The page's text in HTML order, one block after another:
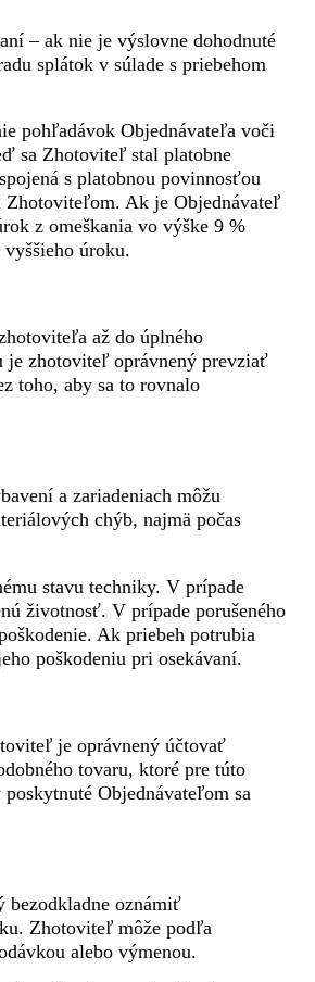
– ak nie je výslovne dohodnuté
splátok v súlade s priebehom
pohľadávok Objednávateľa voči
sa Zhotoviteľ stal platobne
s platobnou povinnosťou
Zhotoviteľom. Ak je Objednávateľ
z omeškania vo výške 9 %
úroku.
až do úplného
je zhotoviteľ oprávnený prevziať
toho, aby sa to rovnalo
a zariadeniach môžu
chýb, najmä počas
stavu techniky. V prípade
životnosť. V prípade porušeného
Ak priebeh potrubia
poškodeniu pri osekávaní.
je oprávnený účtovať
tovaru, ktoré pre túto
Objednávateľom sa
bezodkladne oznámiť
Zhotoviteľ môže podľa
alebo výmenou.